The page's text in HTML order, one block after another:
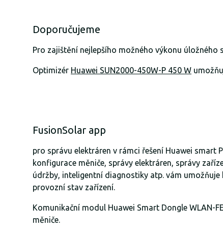
Doporučujeme
Pro zajištění nejlepšího možného výkonu
Optimizér Huawei SUN2000-450W-P 450 W
FusionSolar app
pro správu elektráren v rámci řešení Huawei smart
konfigurace měniče, správy elektráren, správy
údržby, inteligentní diagnostiky atp. vám
provozní stav zařízení.
Komunikační modul Huawei Smart Dongle WLAN-FE
měniče.